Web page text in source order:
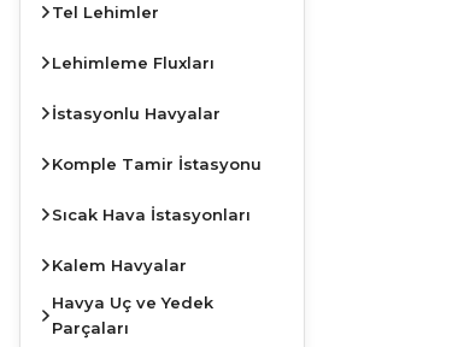
Tel Lehimler
Lehimleme Fluxları
İstasyonlu Havyalar
Komple Tamir İstasyonu
Sıcak Hava İstasyonları
Kalem Havyalar
Havya Uç ve Yedek
Parçaları